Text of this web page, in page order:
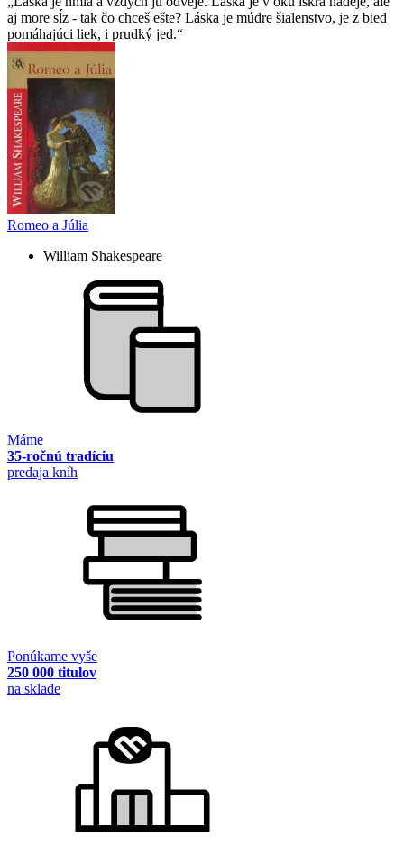
aj more sĺz - tak čo chceš ešte? Láska je múdre šialenstvo, je z bied
pomáhajúci liek, i prudký jed.
Romeo a Júlia
William Shakespeare
Máme
35-ročnú tradíciu
predaja kníh
Ponúkame vyše
250 000 titulov
na sklade